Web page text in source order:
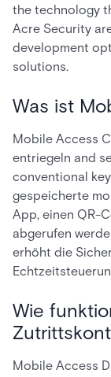
the technology
Acre Security
development
solutions.
Was ist
Mobile Access
entriegeln and
conventional
gespeicherte
App, einen QR-
abgerufen
erhöht die
Wie
Mobile Access